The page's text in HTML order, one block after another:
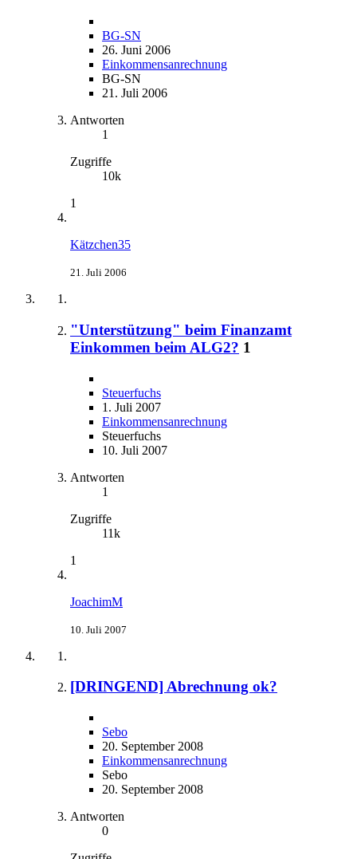
BG-SN
26. Juni 2006
Einkommensanrechnung
BG-SN
21. Juli 2006
Antworten
1
Zugriffe
10k
1
Kätzchen35
21. Juli 2006
"Unterstützung" beim Finanzamt
Einkommen beim ALG2? 1
Steuerfuchs
1. Juli 2007
Einkommensanrechnung
Steuerfuchs
10. Juli 2007
Antworten
1
Zugriffe
11k
1
JoachimM
10. Juli 2007
[DRINGEND] Abrechnung ok?
Sebo
20. September 2008
Einkommensanrechnung
Sebo
20. September 2008
Antworten
0